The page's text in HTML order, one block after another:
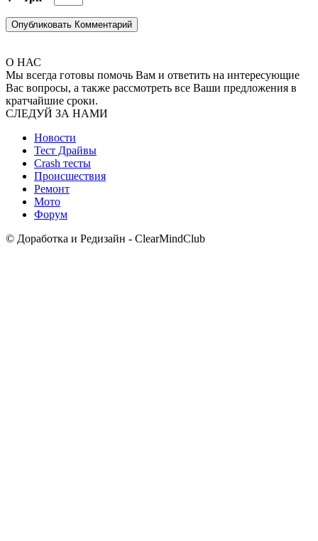
О НАС
Мы всегда готовы помочь Вам и ответить на интересующие
Вас вопросы, а также рассмотреть все Ваши предложения в
кратчайшие сроки.
СЛЕДУЙ ЗА НАМИ
Новости
Тест Драйвы
Crash тесты
Происшествия
Ремонт
Мото
Форум
© Доработка и Редизайн - ClearMindClub